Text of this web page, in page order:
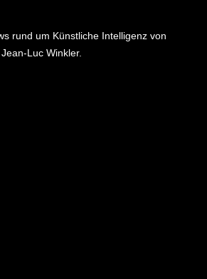
rund um Künstliche Intelligenz von
Luc Winkler.